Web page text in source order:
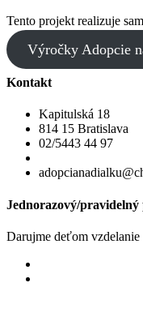
Tento projekt realizuje
Výročky Adopcie
Kontakt
Kapitulská 18
814 15 Bratislava
02/5443 44 97
Jednorazový/
Darujme deťom